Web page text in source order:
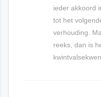
ieder akkoord
tot het
verhouding.
reeks, dan is